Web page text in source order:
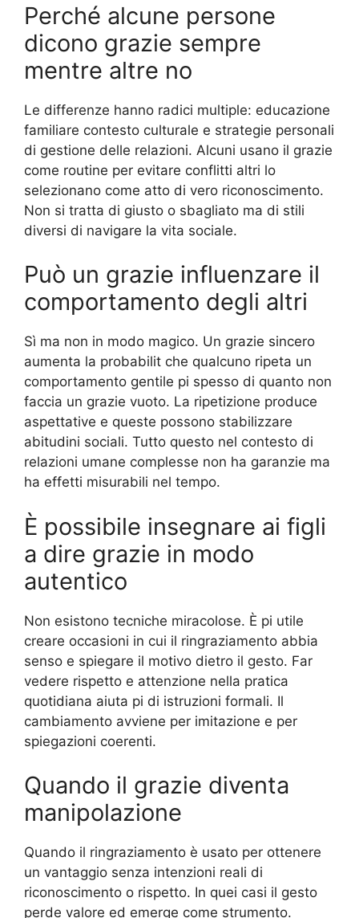
Perché alcune persone
dicono grazie sempre
mentre altre no
Le differenze hanno radici multiple: educazione
familiare contesto culturale e strategie personali
di gestione delle relazioni. Alcuni usano il grazie
come routine per evitare conflitti altri lo
selezionano come atto di vero riconoscimento.
Non si tratta di giusto o sbagliato ma di stili
diversi di navigare la vita sociale.
Può un grazie influenzare il
comportamento degli altri
Sì ma non in modo magico. Un grazie sincero
aumenta la probabilit che qualcuno ripeta un
comportamento gentile pi spesso di quanto non
faccia un grazie vuoto. La ripetizione produce
aspettative e queste possono stabilizzare
abitudini sociali. Tutto questo nel contesto di
relazioni umane complesse non ha garanzie ma
ha effetti misurabili nel tempo.
È possibile insegnare ai figli
a dire grazie in modo
autentico
Non esistono tecniche miracolose. È pi utile
creare occasioni in cui il ringraziamento abbia
senso e spiegare il motivo dietro il gesto. Far
vedere rispetto e attenzione nella pratica
quotidiana aiuta pi di istruzioni formali. Il
cambiamento avviene per imitazione e per
spiegazioni coerenti.
Quando il grazie diventa
manipolazione
Quando il ringraziamento è usato per ottenere
un vantaggio senza intenzioni reali di
riconoscimento o rispetto. In quei casi il gesto
perde valore ed emerge come strumento.